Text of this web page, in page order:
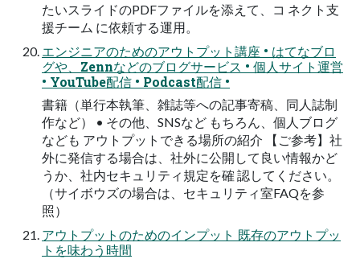
たいスライドのPDFファイルを添えて、コ ネクト支
援チーム に依頼する運用。
エンジニアのためのアウトプット講座 • はてなブロ
グや、Zennなどのブログサービス • 個人サイト運営
• YouTube配信 • Podcast配信 •
書籍（単行本執筆、雑誌等への記事寄稿、同人誌制
作など） • その他、SNSなど もちろん、個人ブログ
なども アウトプットできる場所の紹介 【ご参考】社
外に発信する場合は、社外に公開して良い情報かど
うか、社内セキュリティ規定を確 認してください。
（サイボウズの場合は、セキュリティ室FAQを参
照）
アウトプットのためのインプット 既存のアウトプッ
トを味わう時間